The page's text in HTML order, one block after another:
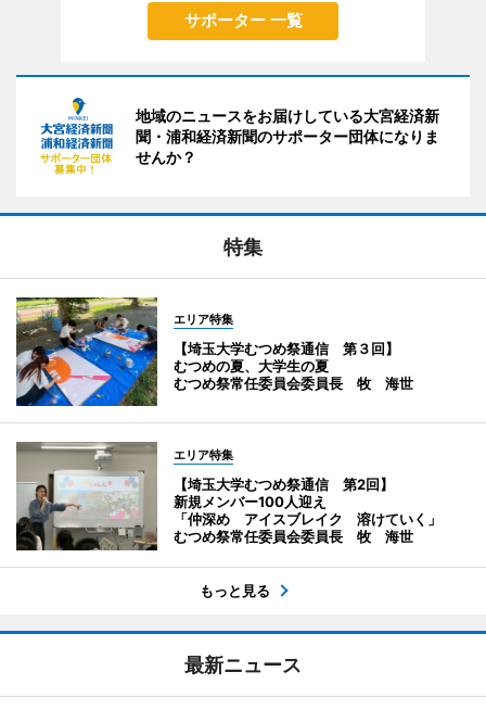
サポーター 一覧
地域のニュースをお届けしている大宮経済新
聞・浦和経済新聞のサポーター団体になりま
せんか？
特集
エリア特集
【埼玉大学むつめ祭通信 第３回】
むつめの夏、大学生の夏
むつめ祭常任委員会委員長 牧 海世
エリア特集
【埼玉大学むつめ祭通信 第2回】
新規メンバー100人迎え
「仲深め アイスブレイク 溶けていく」
むつめ祭常任委員会委員長 牧 海世
もっと見る
最新ニュース